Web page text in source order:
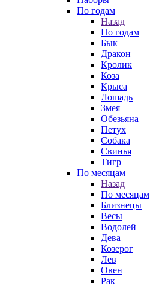
По годам
Назад
По годам
Бык
Дракон
Кролик
Коза
Крыса
Лошадь
Змея
Обезьяна
Петух
Собака
Свинья
Тигр
По месяцам
Назад
По месяцам
Близнецы
Весы
Водолей
Дева
Козерог
Лев
Овен
Рак